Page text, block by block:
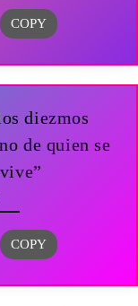
diezmos
de quien se